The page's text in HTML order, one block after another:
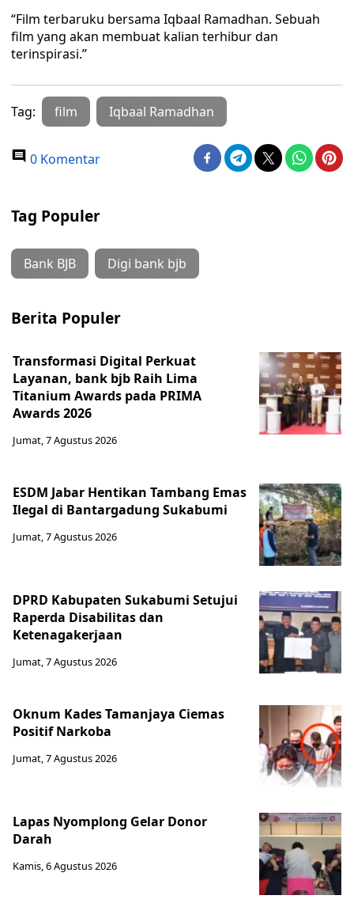
“Film terbaruku bersama Iqbaal Ramadhan. Sebuah
film yang akan membuat kalian terhibur dan
terinspirasi.”
Tag: film Iqbaal Ramadhan
0 Komentar
Tag Populer
Bank BJB Digi bank bjb
Berita Populer
Transformasi Digital Perkuat
Layanan, bank bjb Raih Lima
Titanium Awards pada PRIMA
Awards 2026
Jumat, 7 Agustus 2026
ESDM Jabar Hentikan Tambang Emas
Ilegal di Bantargadung Sukabumi
Jumat, 7 Agustus 2026
DPRD Kabupaten Sukabumi Setujui
Raperda Disabilitas dan
Ketenagakerjaan
Jumat, 7 Agustus 2026
Oknum Kades Tamanjaya Ciemas
Positif Narkoba
Jumat, 7 Agustus 2026
Lapas Nyomplong Gelar Donor
Darah
Kamis, 6 Agustus 2026